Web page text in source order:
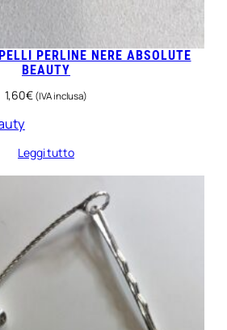
PERLINE NERE ABSOLUTE
BEAUTY
1,60€ (IVA inclusa)
Leggi tutto